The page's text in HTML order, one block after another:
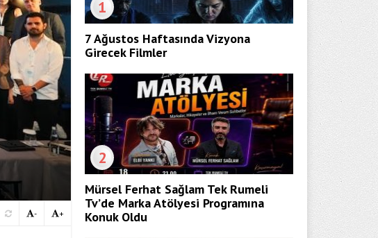
+
-
1
7 Ağustos Haftasında Vizyona
Girecek Filmler
2
Mürsel Ferhat Sağlam Tek Rumeli
Tv’de Marka Atölyesi Programına
Konuk Oldu